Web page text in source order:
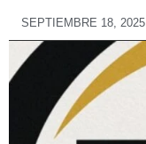
SEPTIEMBRE 18, 2025